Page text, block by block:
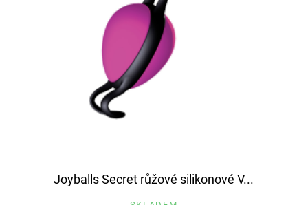
Joyballs Secret růžové silikonové V...